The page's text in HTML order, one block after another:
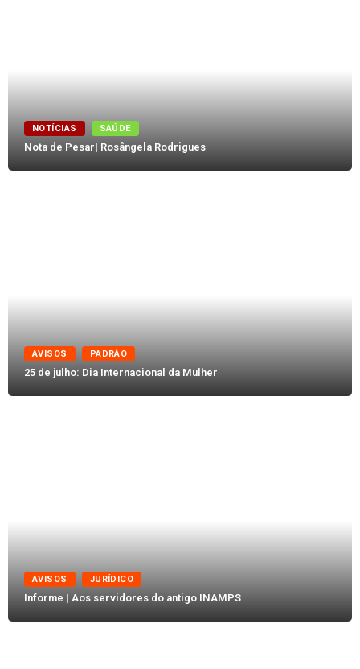
NOTÍCIAS SAÚDE
Nota de Pesar| Rosângela Rodrigues
AVISOS PADRÃO
25 de julho: Dia Internacional da Mulher
AVISOS JURÍDICO
Informe | Aos servidores do antigo INAMPS